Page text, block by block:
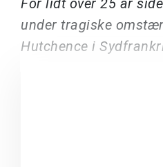
under tragiske
Hutchence i